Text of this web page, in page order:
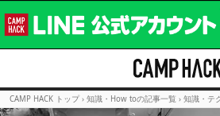
CAMP HACK トップ › 知識・How toの記事一覧 › 知識・テ